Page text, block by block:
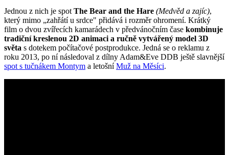
Jednou z nich je spot The Bear and the Hare (Medvěd a zajíc),
který mimo „zahřátí u srdce" přidává i rozměr ohromení. Krátký
film o dvou zvířecích kamarádech v předvánočním čase kombinuje
tradiční kreslenou 2D animaci a ručně vytvářený model 3D
světa s dotekem počítačové postprodukce. Jedná se o reklamu z
roku 2013, po ní následoval z dílny Adam&Eve DDB ještě slavnější
spot s tučnákem Montym a letošníMuž na Měsíci.